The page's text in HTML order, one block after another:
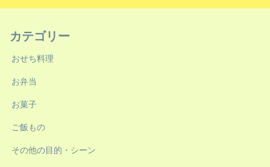
カテゴリー
おせち料理
お弁当
お菓子
ご飯もの
その他の目的・シーン